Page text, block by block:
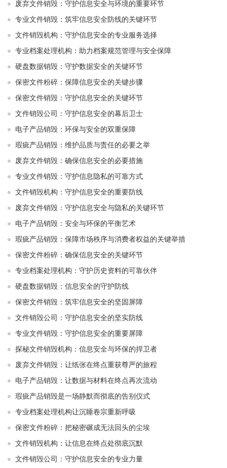
废弃文件销毁：守护信息安全与环境的重要环节
专业文件销毁：筑牢信息安全防线的关键环节
文件销毁机构：守护信息安全的专业服务选择
专业档案处理机构：助力档案规范管理与安全保障
硬盘数据销毁：守护数据安全的关键环节
保密文件粉碎：保障信息安全的关键步骤
保密文件销毁：守护信息安全的关键环节
文件销毁公司：守护信息安全的幕后卫士
电子产品销毁：环保与安全的双重保障
瑕疵产品销毁：维护品质与责任的必要之举
废弃文件销毁：确保信息安全的必要措施
专业文件销毁：守护信息隐私的可靠方式
文件销毁机构：守护信息安全的重要防线
废弃文件销毁：守护信息安全与隐私的关键环节
电子产品销毁：安全与环保的平衡艺术
瑕疵产品销毁：保障市场秩序与消费者权益的关键举措
保密文件粉碎：确保信息安全的关键环节
专业档案处理机构：守护历史资料的可靠伙伴
硬盘数据销毁：信息安全的守护防线
保密文件销毁：筑牢信息安全的坚固屏障
文件销毁公司：守护信息安全的坚实防线
专业文件销毁：守护信息安全的重要屏障
探秘文件销毁机构：信息安全与环保的捍卫者
废弃文件销毁：让纸张在终点重获尊严的旅程
电子产品销毁：让数据与材料在终点再次流动
瑕疵产品销毁是一场静默而彻底的告别仪式
专业档案处理机构让沉睡卷宗重新呼吸
保密文件粉碎：把秘密碾成无法回头的尘埃
文件销毁机构：让信息在终点处彻底沉默
文件销毁公司：守护信息安全的专业力量